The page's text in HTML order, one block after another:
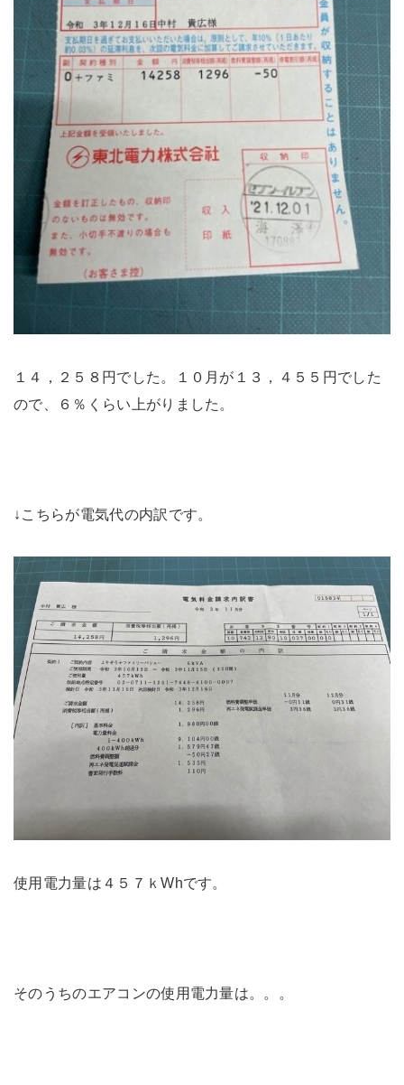
１４，２５８円でした。１０月が１３，４５５円でした
ので、６％くらい上がりました。
↓こちらが電気代の内訳です。
使用電力量は４５７ｋWhです。
そのうちのエアコンの使用電力量は。。。